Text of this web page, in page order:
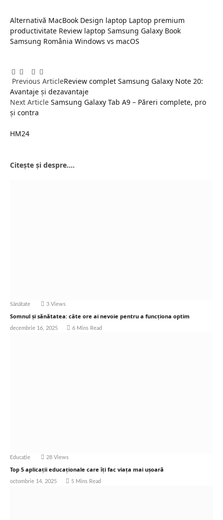
Alternativă MacBook Design laptop Laptop premium
productivitate Review laptop Samsung Galaxy Book
Samsung România Windows vs macOS
Facebook
Twitter
Pinterest
LinkedIn
Tumblr
Previous ArticleReview complet Samsung Galaxy Note 20:
Avantaje și dezavantaje
Next Article Samsung Galaxy Tab A9 – Păreri complete, pro
și contra
HM24
Citește și despre....
Sănătate 3 Views
Somnul și sănătatea: câte ore ai nevoie pentru a funcționa optim
decembrie 16, 2025 6 Mins Read
Educație 28 Views
Top 5 aplicații educaționale care îți fac viața mai ușoară
octombrie 14, 2025 5 Mins Read